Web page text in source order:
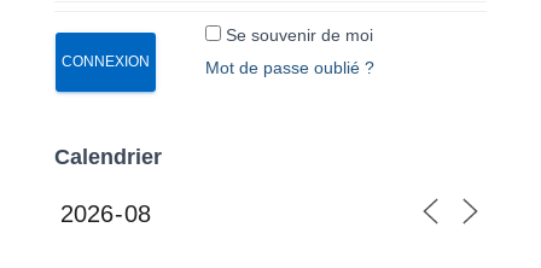
Se souvenir de moi
Mot de passe oublié ?
Calendrier